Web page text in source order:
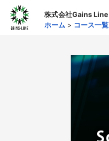
株式会社Gains Line
ホーム > コース一覧